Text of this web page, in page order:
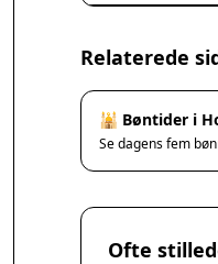
Relaterede
🕌 Bøntider i
Se dagens fem
Ofte